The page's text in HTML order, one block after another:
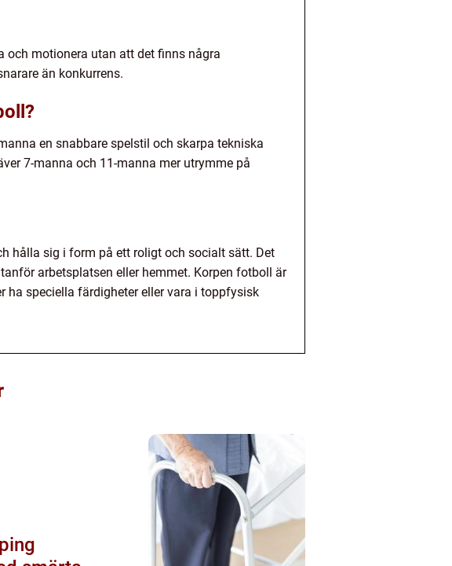
motionera utan att det finns några
än konkurrens.
en snabbare spelstil och skarpa tekniska
7-manna och 11-manna mer utrymme på
hålla sig i form på ett roligt och socialt sätt. Det
arbetsplatsen eller hemmet. Korpen fotboll är
speciella färdigheter eller vara i toppfysisk